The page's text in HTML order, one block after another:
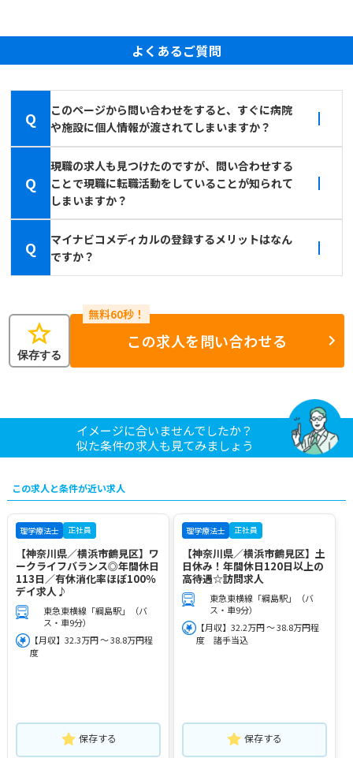
よくあるご質問
Q
このページから問い合わせをすると、すぐに病院
や施設に個人情報が渡されてしまいますか？
Q
現職の求人も見つけたのですが、問い合わせする
ことで現職に転職活動をしていることが知られて
しまいますか？
Q
マイナビコメディカルの登録するメリットはなん
ですか？
star
保存する
この求人を問い合わせる
イメージに合いませんでしたか？
似た条件の求人も見てみましょう
この求人と条件が近い求人
理学療法士 正社員
【神奈川県／横浜市鶴見区】ワ
ークライフバランス◎年間休日
113日／有休消化率ほぼ100％
デイ求人♪
東急東横線「綱島駅」（バ
ス・車9分）
【月収】32.3万円 ～ 38.8万円程
度
保存する
理学療法士 正社員
【神奈川県／横浜市鶴見区】土
日休み！年間休日120日以上の
高待遇☆訪問求人
東急東横線「綱島駅」（バ
ス・車9分）
【月収】32.2万円 ～ 38.8万円程
度 諸手当込
保存する